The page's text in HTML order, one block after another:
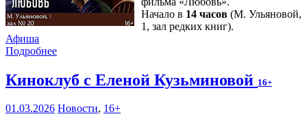
Начало в 14 часов (М. Ульяновой,
1, зал редких книг).
Афиша
Подробнее
Киноклуб с Еленой Кузьминовой 16+
01.03.2026 Новости, 16+